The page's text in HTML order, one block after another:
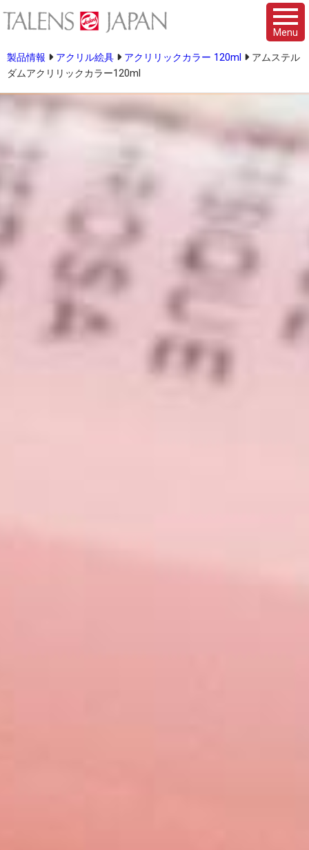
Menu
製品情報 アクリル絵具 アクリリックカラー 120ml
アムステル
ダムアクリリックカラー120ml